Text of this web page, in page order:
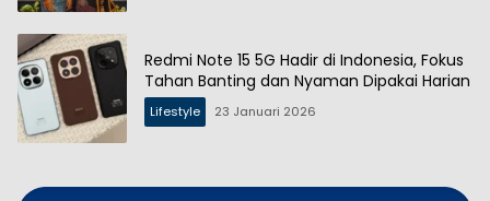
Redmi Note 15 5G Hadir di Indonesia, Fokus
Tahan Banting dan Nyaman Dipakai Harian
Lifestyle 23 Januari 2026